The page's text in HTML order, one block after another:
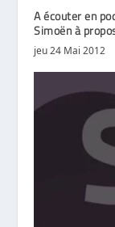
A écouter en
Simoën à
jeu 24 Mai 2012